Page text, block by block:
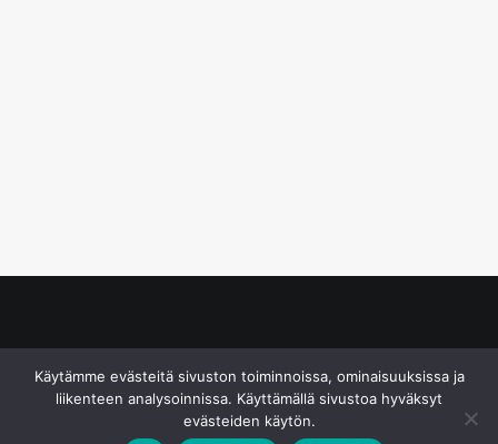
Käytämme evästeitä sivuston toiminnoissa, ominaisuuksissa ja
liikenteen analysoinnissa. Käyttämällä sivustoa hyväksyt
evästeiden käytön.